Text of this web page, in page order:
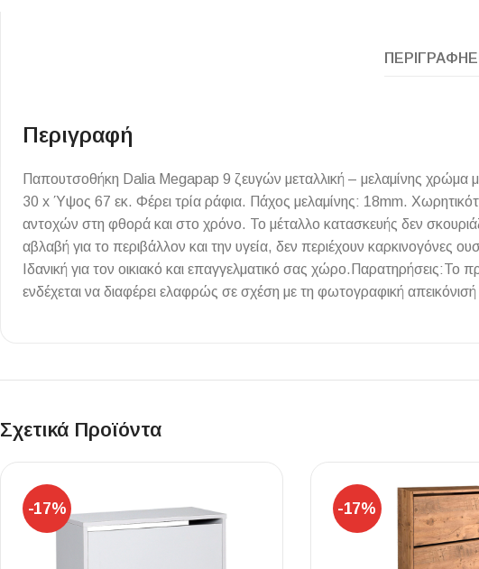
Εξωτερικού Χώρου
Τοίχου - Δαπέδου Μπάνιου
Πισίνας
Επένδυσης Τοίχου
ΠΕΡΙΓΡΑΦΉ
Περιγραφή
Παπουτσοθήκη Dalia Megapap 9 ζευγών μεταλλική – μελαμίνης
30 x Ύψος 67 εκ. Φέρει τρία ράφια. Πάχος μελαμίνης: 18mm.
αντοχών στη φθορά και στο χρόνο. Το μέταλλο κατασκευής δεν
αβλαβή για το περιβάλλον και την υγεία, δεν περιέχουν καρκινογόνες
Ιδανική για τον οικιακό και επαγγελματικό σας
ενδέχεται να διαφέρει ελαφρώς σε σχέση με τη φωτογραφική
Σχετικά Προϊόντα
-17% -17%